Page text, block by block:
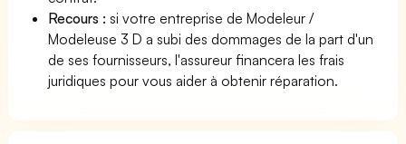
Recours : si votre entreprise de Modeleur /
Modeleuse 3 D a subi des dommages de la part d'un
de ses fournisseurs, l'assureur financera les frais
juridiques pour vous aider à obtenir réparation.